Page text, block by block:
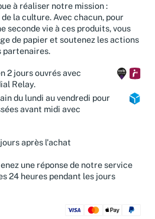
à réaliser notre mission :
la culture. Avec chacun, pour
seconde vie à ces produits, vous
de papier et soutenez les actions
partenaires.
2 jours ouvrés avec
Relay.
du lundi au vendredi pour
avant midi avec
après l'achat
une réponse de notre service
24 heures pendant les jours